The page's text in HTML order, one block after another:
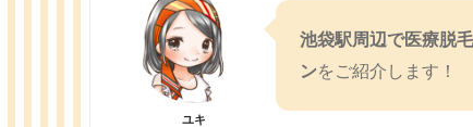
ユキ
池袋駅周辺で医療脱
ンをご紹介します！